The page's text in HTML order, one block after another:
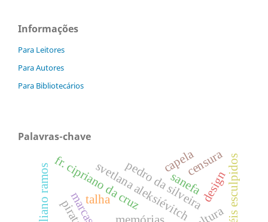
Informações
Para Leitores
Para Autores
Para Bibliotecários
Palavras-chave
svetlana aleksiévitch
graciliano ramos marcas painéis esculpidos
fr. cipriano da cruzpedro da silveiradesign
sanefa
talha
capelacensura